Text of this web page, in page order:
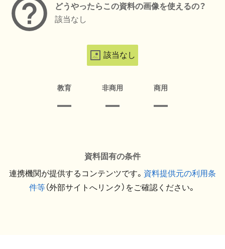
どうやったらこの資料の画像を使えるの？
該当なし
該当なし
教育 非商用 商用
資料固有の条件
連携機関が提供するコンテンツです。 資料提供元の利用条
件等（外部サイトへリンク）をご確認ください。